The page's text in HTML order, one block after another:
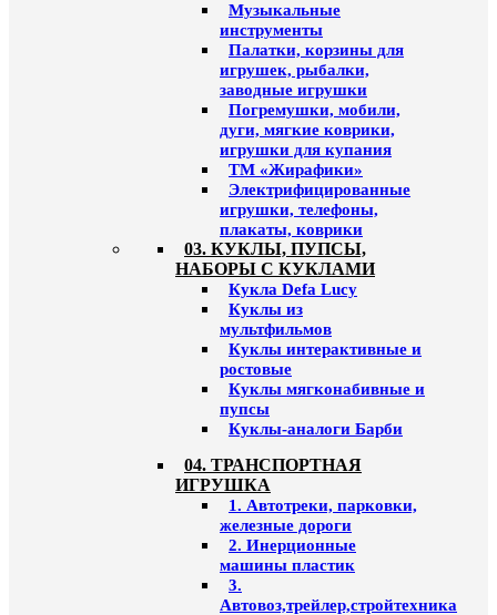
Музыкальные
инструменты
Палатки, корзины для
игрушек, рыбалки,
заводные игрушки
Погремушки, мобили,
дуги, мягкие коврики,
игрушки для купания
ТМ «Жирафики»
Электрифицированные
игрушки, телефоны,
плакаты, коврики
03. КУКЛЫ, ПУПСЫ,
НАБОРЫ С КУКЛАМИ
Кукла Defa Lucy
Куклы из
мультфильмов
Куклы интерактивные и
ростовые
Куклы мягконабивные и
пупсы
Куклы-аналоги Барби
04. ТРАНСПОРТНАЯ
ИГРУШКА
1. Автотреки, парковки,
железные дороги
2. Инерционные
машины пластик
3.
Автовоз,трейлер,стройтехника